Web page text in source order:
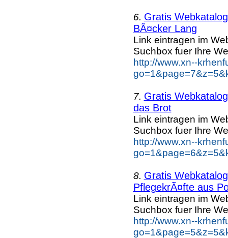
6. Gratis
BÃ¤cker Lang
Link eintragen im
Suchbox fuer Ihre
http://www.xn--
7. Gratis
das Brot
Link eintragen im
Suchbox fuer Ihre
http://www.xn--
8. Gratis
PflegekrÃ¤fte aus
Link eintragen im
Suchbox fuer Ihre
http://www.xn--